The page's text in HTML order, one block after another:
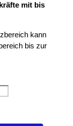
mit bis
kann
bis zur